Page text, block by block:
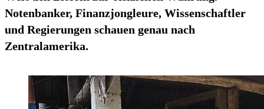
Notenbanker, Finanzjongleure, Wissenschaftler
und Regierungen schauen genau nach
Zentralamerika.